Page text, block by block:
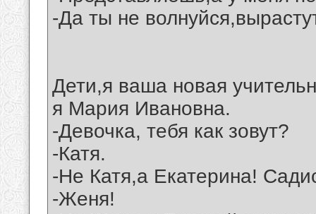
-Да ты не
Дети,я ваша новая
я Мария Ивановна.
-Девочка, тебя как зовут?
-Катя.
-Не Катя,а Екатерина!
-Женя!